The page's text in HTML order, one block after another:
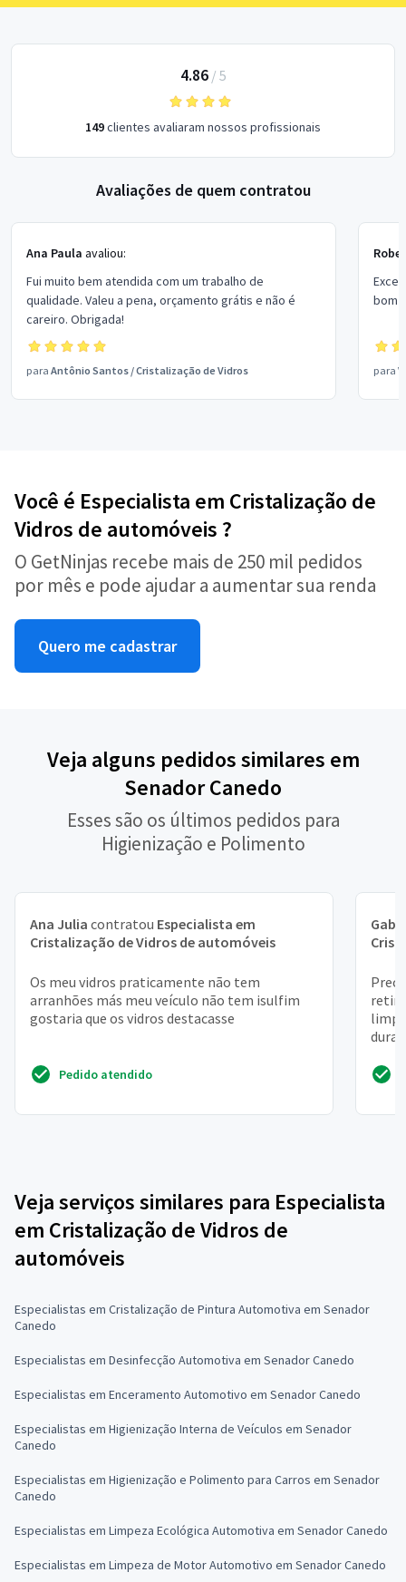
4.86/ 5
149clientes avaliaram nossos profissionais
Avaliações de quem contratou
Ana Paula avaliou:
Fui muito bem atendida com um trabalho de
qualidade. Valeu a pena, orçamento grátis e não é
careiro. Obrigada!
para Antônio Santos /Cristalização de Vidros
bom
para
Você é Especialista em Cristalização de
Vidros de automóveis ?
O GetNinjas recebe mais de 250 mil pedidos
por mês e pode ajudar a aumentar sua renda
Quero me cadastrar
Veja alguns pedidos similares em
Senador Canedo
Esses são os últimos pedidos para
Higienização e Polimento
Ana Julia contratou Especialista em
Cristalização de Vidros de automóveis
Os meu vidros praticamente não tem
arranhões más meu veículo não tem isulfim
gostaria que os vidros destacasse
Pedido atendido
Veja serviços similares para Especialista
em Cristalização de Vidros de
automóveis
Especialistas em Cristalização de Pintura Automotiva em Senador
Canedo
Especialistas em Desinfecção Automotiva em Senador Canedo
Especialistas em Enceramento Automotivo em Senador Canedo
Especialistas em Higienização Interna de Veículos em Senador
Canedo
Especialistas em Higienização e Polimento para Carros em Senador
Canedo
Especialistas em Limpeza Ecológica Automotiva em Senador Canedo
Especialistas em Limpeza de Motor Automotivo em Senador Canedo